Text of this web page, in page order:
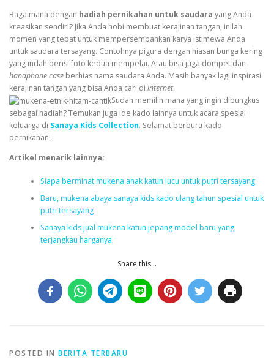
Bagaimana dengan hadiah pernikahan untuk saudara yang Anda
kreasikan sendiri? Jika Anda hobi membuat kerajinan tangan, inilah
momen yang tepat untuk mempersembahkan karya istimewa Anda
untuk saudara tersayang. Contohnya pigura dengan hiasan bunga kering
yang indah berisi foto kedua mempelai. Atau bisa juga dompet dan
handphone case berhias nama saudara Anda. Masih banyak lagi inspirasi
kerajinan tangan yang bisa Anda cari di internet.
Sudah memilih mana yang ingin dibungkus
sebagai hadiah? Temukan juga ide kado lainnya untuk acara spesial
keluarga di Sanaya Kids Collection. Selamat berburu kado
pernikahan!
Artikel menarik lainnya:
Siapa berminat mukena anak katun lucu untuk putri tersayang
Baru, mukena abaya sanaya kids kado ulang tahun spesial untuk
putri tersayang
Sanaya kids jual mukena katun jepang model baru yang
terjangkau harganya
Share this...
POSTED IN BERITA TERBARU